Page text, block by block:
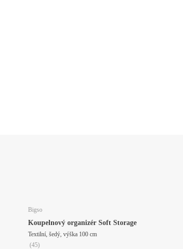
Bigso
Koupelnový organizér Soft Storage
Textilní, šedý, výška 100 cm
(45)